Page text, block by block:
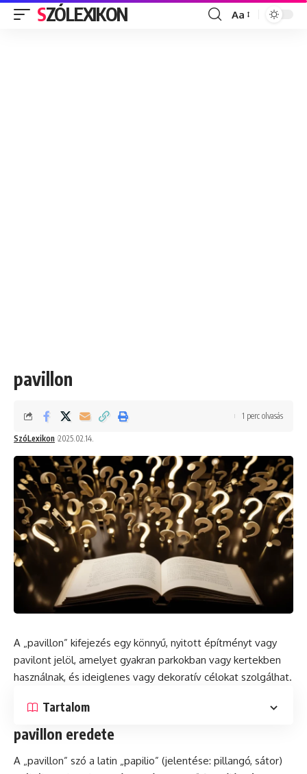
SZÓLEXIKON
Font
Aa
pavillon
SzóLexikon 2025.02.14.
1 perc olvasás
A „pavillon” kifejezés egy könnyű, nyitott építményt vagy
pavilont jelöl, amelyet gyakran parkokban vagy kertekben
használnak, és ideiglenes vagy dekoratív célokat szolgálhat.
Tartalom
pavillon eredete
A „pavillon” szó a latin „papilio” (jelentése: pillangó, sátor)